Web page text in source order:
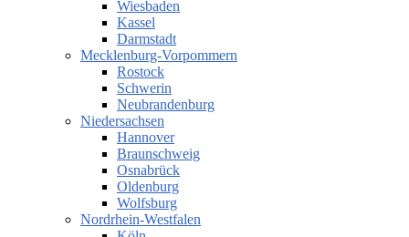
Wiesbaden
Kassel
Darmstadt
Mecklenburg-Vorpommern
Rostock
Schwerin
Neubrandenburg
Niedersachsen
Hannover
Braunschweig
Osnabrück
Oldenburg
Wolfsburg
Nordrhein-Westfalen